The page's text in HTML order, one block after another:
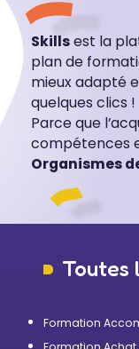
Skillsest la
plan de
mieux adapté
quelques clics !
Parce que
compétences
Organismes
Toutes
Formation